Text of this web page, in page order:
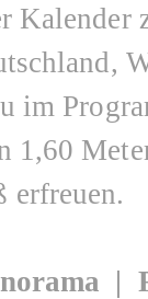
im
erfreuen.
|